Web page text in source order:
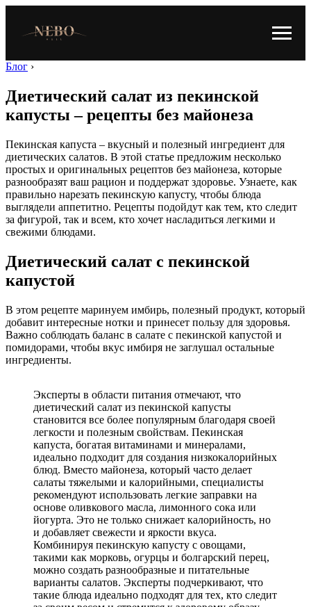
Блог ›
Диетический салат из пекинской
капусты – рецепты без майонеза
Пекинская капуста – вкусный и полезный ингредиент для
диетических салатов. В этой статье предложим несколько
простых и оригинальных рецептов без майонеза, которые
разнообразят ваш рацион и поддержат здоровье. Узнаете, как
правильно нарезать пекинскую капусту, чтобы блюда
выглядели аппетитно. Рецепты подойдут как тем, кто следит
за фигурой, так и всем, кто хочет насладиться легкими и
свежими блюдами.
Диетический салат с пекинской
капустой
В этом рецепте маринуем имбирь, полезный продукт, который
добавит интересные нотки и принесет пользу для здоровья.
Важно соблюдать баланс в салате с пекинской капустой и
помидорами, чтобы вкус имбиря не заглушал остальные
ингредиенты.
Эксперты в области питания отмечают, что
диетический салат из пекинской капусты
становится все более популярным благодаря своей
легкости и полезным свойствам. Пекинская
капуста, богатая витаминами и минералами,
идеально подходит для создания низкокалорийных
блюд. Вместо майонеза, который часто делает
салаты тяжелыми и калорийными, специалисты
рекомендуют использовать легкие заправки на
основе оливкового масла, лимонного сока или
йогурта. Это не только снижает калорийность, но
и добавляет свежести и яркости вкуса.
Комбинируя пекинскую капусту с овощами,
такими как морковь, огурцы и болгарский перец,
можно создать разнообразные и питательные
варианты салатов. Эксперты подчеркивают, что
такие блюда идеально подходят для тех, кто следит